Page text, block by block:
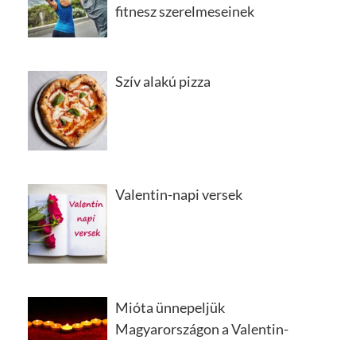
fitnesz szerelmeseinek
Szív alakú pizza
Valentin-napi versek
Mióta ünnepeljük
Magyarországon a Valentin-